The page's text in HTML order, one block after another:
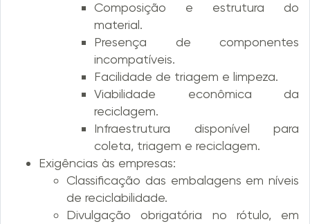
Composição e estrutura do
material.
Presença de componentes
incompatíveis.
Facilidade de triagem e limpeza.
Viabilidade econômica da
reciclagem.
Infraestrutura disponível para
coleta, triagem e reciclagem.
Exigências às empresas:
Classificação das embalagens em níveis
de reciclabilidade.
Divulgação obrigatória no rótulo, em